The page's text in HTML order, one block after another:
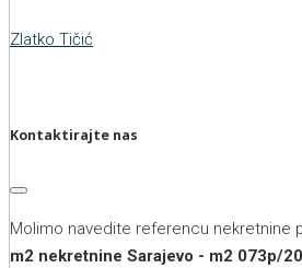
Zlatko Tičić
Kontaktirajte nas
Molimo navedite referencu nekretnine
m2 nekretnine Sarajevo - m2 073p/